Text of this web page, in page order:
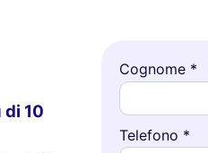
10
Cognome *
Telefono *